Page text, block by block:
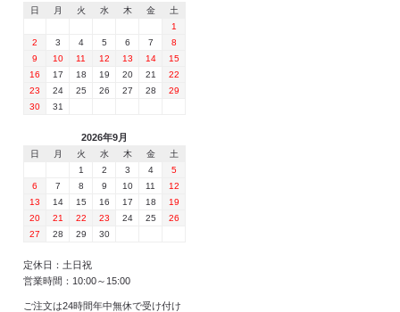
日 月 火 水 木 金
土
1
2
3 4 5 6 7
8
9
10 11 12 13 14
15
16
17 18 19 20 21
22
23
24 25 26 27 28
29
30
31
2026年9月
日 月 火 水 木 金
土
1
2 3 4
5
6
7 8 9 10 11
12
13
14 15 16 17 18
19
20
21 22 23 24 25
26
27
28 29 30
定休日：土日祝
営業時間：10:00～15:00
ご注文は24時間年中無休で受け付け